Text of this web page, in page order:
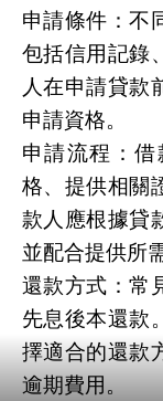
申請條件：不
包括信用記錄
人在申請貸款
申請資格。
申請流程：
格、提供相關
款人應根據貸
並配合提供所
還款方式：常
先息後本還款
擇適合的還款
逾期費用。